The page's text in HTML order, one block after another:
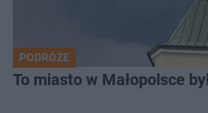
PODRÓŻE
To miasto w Małopolsce